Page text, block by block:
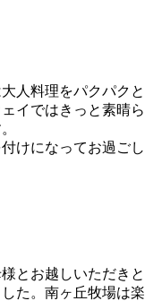
人料理をパクパクと
イではきっと素晴ら
けになってお過ごし
とお越しいただきと
た。南ヶ丘牧場は楽